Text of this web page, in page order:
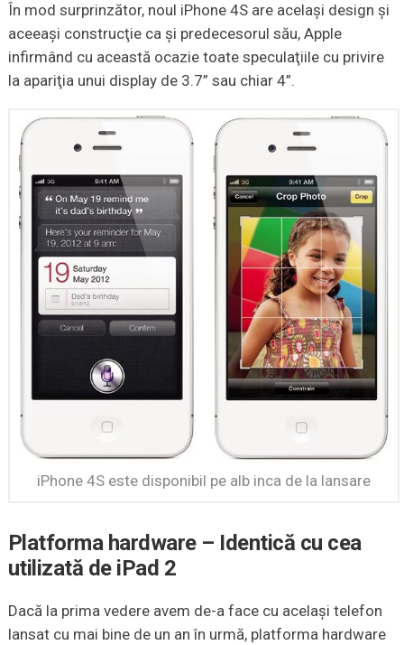
În mod surprinzător, noul iPhone 4S are acelaşi design şi
aceeaşi construcţie ca şi predecesorul său, Apple
infirmând cu această ocazie toate speculaţiile cu privire
la apariţia unui display de 3.7” sau chiar 4”.
iPhone 4S este disponibil pe alb inca de la lansare
Platforma hardware – Identică cu cea
utilizată de iPad 2
Dacă la prima vedere avem de-a face cu acelaşi telefon
lansat cu mai bine de un an în urmă, platforma hardware